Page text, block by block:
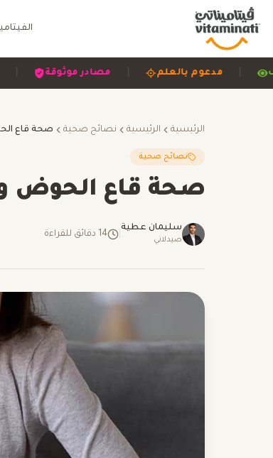
مصادر موثوقة | مدعوم بالعلم |
الرئيسية الرئيسية نصائح صحية
نصائح صحية
صحة قاع الحوض
سليمان عطية
صيدلاني
14 دقائق للقراءة